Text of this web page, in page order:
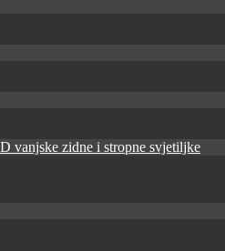
vanjske zidne i stropne svjetiljke